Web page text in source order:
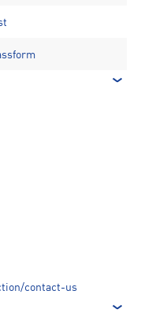
contact-us